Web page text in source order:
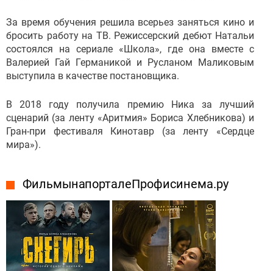
За время обучения решила всерьез заняться кино и
бросить работу на ТВ. Режиссерский дебют Натальи
состоялся на сериале «Школа», где она вместе с
Валерией Гай Германикой и Русланом Маликовым
выступила в качестве постановщика.
В 2018 году получила премию Ника за лучший
сценарий (за ленту «Аритмия» Бориса Хлебникова) и
Гран-при фестиваля Кинотавр (за ленту «Сердце
мира»).
Фильмы на портале Профисинема.ру